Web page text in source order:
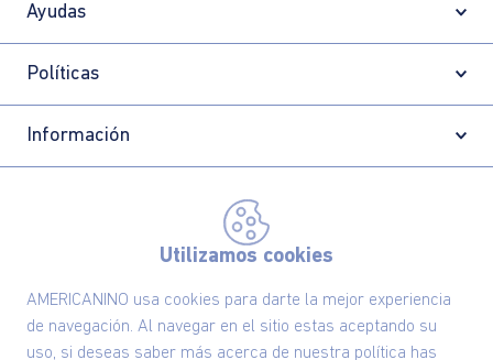
Utilizamos cookies
AMERICANINO usa cookies para darte la mejor experiencia
de navegación. Al navegar en el sitio estas aceptando su
uso, si deseas saber más acerca de nuestra política has
Ayudas
Políticas
Información